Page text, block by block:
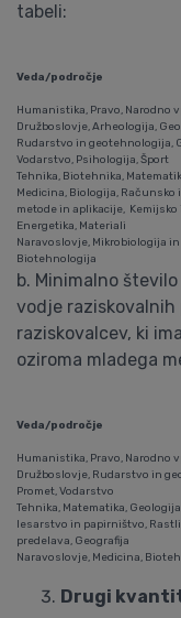
tabeli:
Veda/področje
Humanistika, Pravo, Narodno
Družboslovje, Arheologija,
Rudarstvo in geotehnologija,
Vodarstvo, Psihologija, Šport
Tehnika, Biotehnika,
Medicina, Biologija,
metode in aplikacije,
Energetika, Materiali
Naravoslovje, Mikrobiologija
Biotehnologija
b. Minimalno
vodje
raziskovalcev, ki
oziroma mladega
Veda/področje
Humanistika, Pravo, Narodno
Družboslovje, Rudarstvo in
Promet, Vodarstvo
Tehnika, Matematika,
lesarstvo in papirništvo,
predelava, Geografija
Naravoslovje, Medicina,
Drugi